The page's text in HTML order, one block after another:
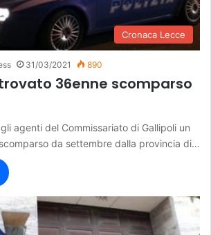
Cronaca Lecce
31/03/2021 890
36enne scomparso
agenti del Commissariato di Gallipoli un
da settembre dalla provincia di…